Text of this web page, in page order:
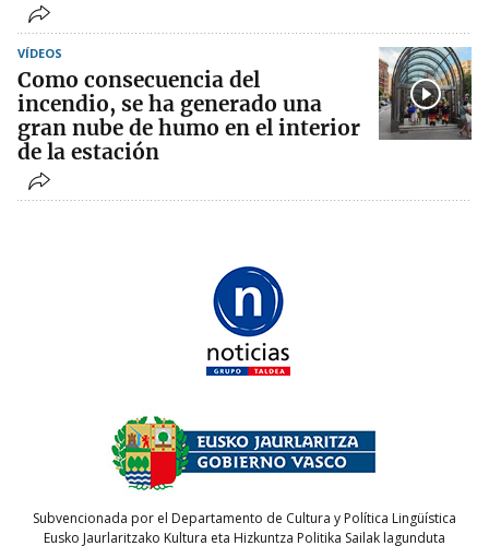
VÍDEOS
Como consecuencia del
incendio, se ha generado una
gran nube de humo en el interior
de la estación
Subvencionada por el Departamento de Cultura y Política Lingüística
Eusko Jaurlaritzako Kultura eta Hizkuntza Politika Sailak lagunduta